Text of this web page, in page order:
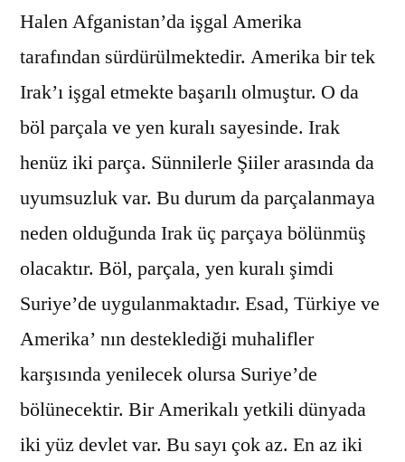
Halen Afganistan’da işgal Amerika
tarafından sürdürülmektedir. Amerika bir tek
Irak’ı işgal etmekte başarılı olmuştur. O da
böl parçala ve yen kuralı sayesinde. Irak
henüz iki parça. Sünnilerle Şiiler arasında da
uyumsuzluk var. Bu durum da parçalanmaya
neden olduğunda Irak üç parçaya bölünmüş
olacaktır. Böl, parçala, yen kuralı şimdi
Suriye’de uygulanmaktadır. Esad, Türkiye ve
Amerika’ nın desteklediği muhalifler
karşısında yenilecek olursa Suriye’de
bölünecektir. Bir Amerikalı yetkili dünyada
iki yüz devlet var. Bu sayı çok az. En az iki